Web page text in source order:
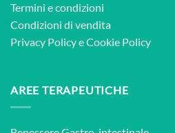
Termini e condizioni
Condizioni di vendita
Privacy PolicyeCookie Policy
AREE TERAPEUTICHE